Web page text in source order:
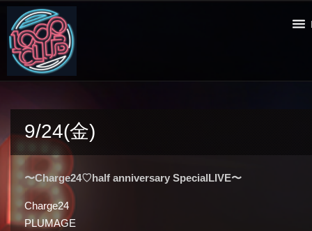
9/24(金)
〜Charge24♡half anniversary SpecialLIVE〜
Charge24
PLUMAGE